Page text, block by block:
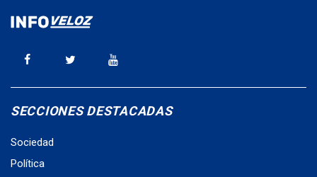
SECCIONES DESTACADAS
Sociedad
Política